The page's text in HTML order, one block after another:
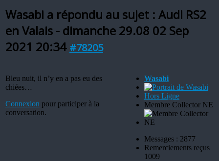
Wasabi a répondu au sujet : Audi RS2
en Valais - dimanche 29.08 02 Sep
2021 20:34 #78205
Bleu nuit, il n’y en a pas eu des
chiées…
Connexion pour participer à la
conversation.
Wasabi
Hors Ligne
Membre Collector NE
Messages : 2877
Remerciements reçus
1009